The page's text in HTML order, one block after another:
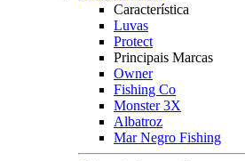
Característica
Luvas
Protect
Principais Marcas
Owner
Fishing Co
Monster 3X
Albatroz
Mar Negro Fishing